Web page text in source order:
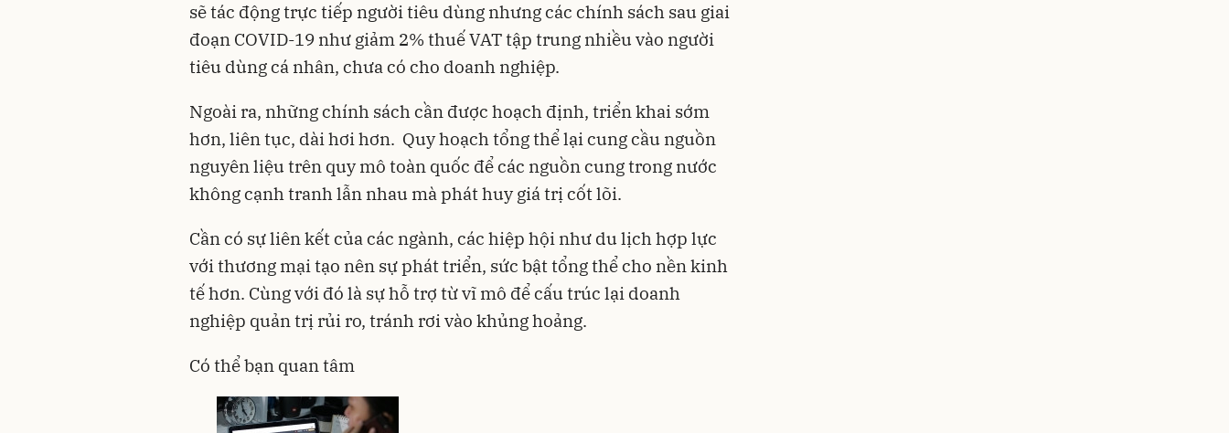
sẽ tác động trực tiếp người tiêu dùng nhưng các chính sách sau giai
đoạn COVID-19 như giảm 2% thuế VAT tập trung nhiều vào người
tiêu dùng cá nhân, chưa có cho doanh nghiệp.
Ngoài ra, những chính sách cần được hoạch định, triển khai sớm
hơn, liên tục, dài hơi hơn. Quy hoạch tổng thể lại cung cầu nguồn
nguyên liệu trên quy mô toàn quốc để các nguồn cung trong nước
không cạnh tranh lẫn nhau mà phát huy giá trị cốt lõi.
Cần có sự liên kết của các ngành, các hiệp hội như du lịch hợp lực
với thương mại tạo nên sự phát triển, sức bật tổng thể cho nền kinh
tế hơn. Cùng với đó là sự hỗ trợ từ vĩ mô để cấu trúc lại doanh
nghiệp quản trị rủi ro, tránh rơi vào khủng hoảng.
Có thể bạn quan tâm